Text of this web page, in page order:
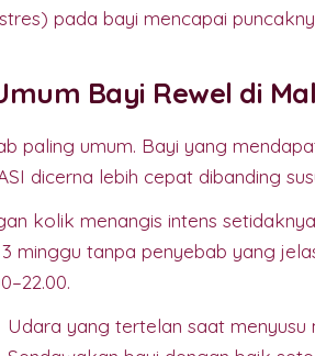
pada bayi mencapai
Bayi Rewel di
paling umum. Bayi yang
dicerna lebih cepat dibanding
kolik menangis intens
minggu tanpa penyebab yang
Udara yang tertelan saat